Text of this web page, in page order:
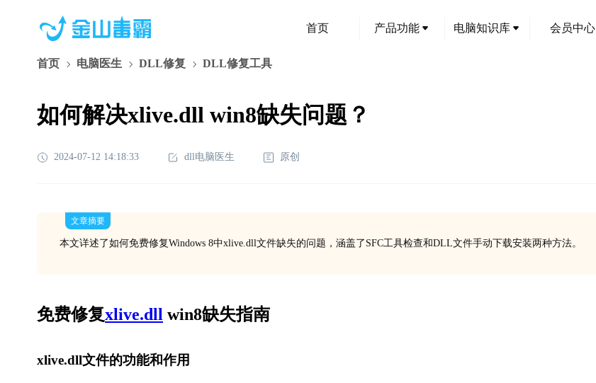
首页 产品功能 电脑知识库 会员中心
首页 电脑医生 DLL修复 DLL修复工具
如何解决xlive.dll win8缺失问题？
2024-07-12 14:18:33 dll电脑医生 原创
文章摘要
本文详述了如何免费修复Windows 8中xlive.dll文件缺失的问题，涵盖了SFC工具检查和DLL文件手动下载安装两种方法。
免费修复xlive.dll win8缺失指南
xlive.dll文件的功能和作用